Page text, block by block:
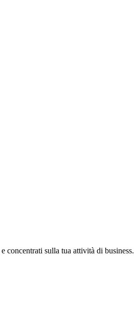
e concentrati sulla tua attività di business.